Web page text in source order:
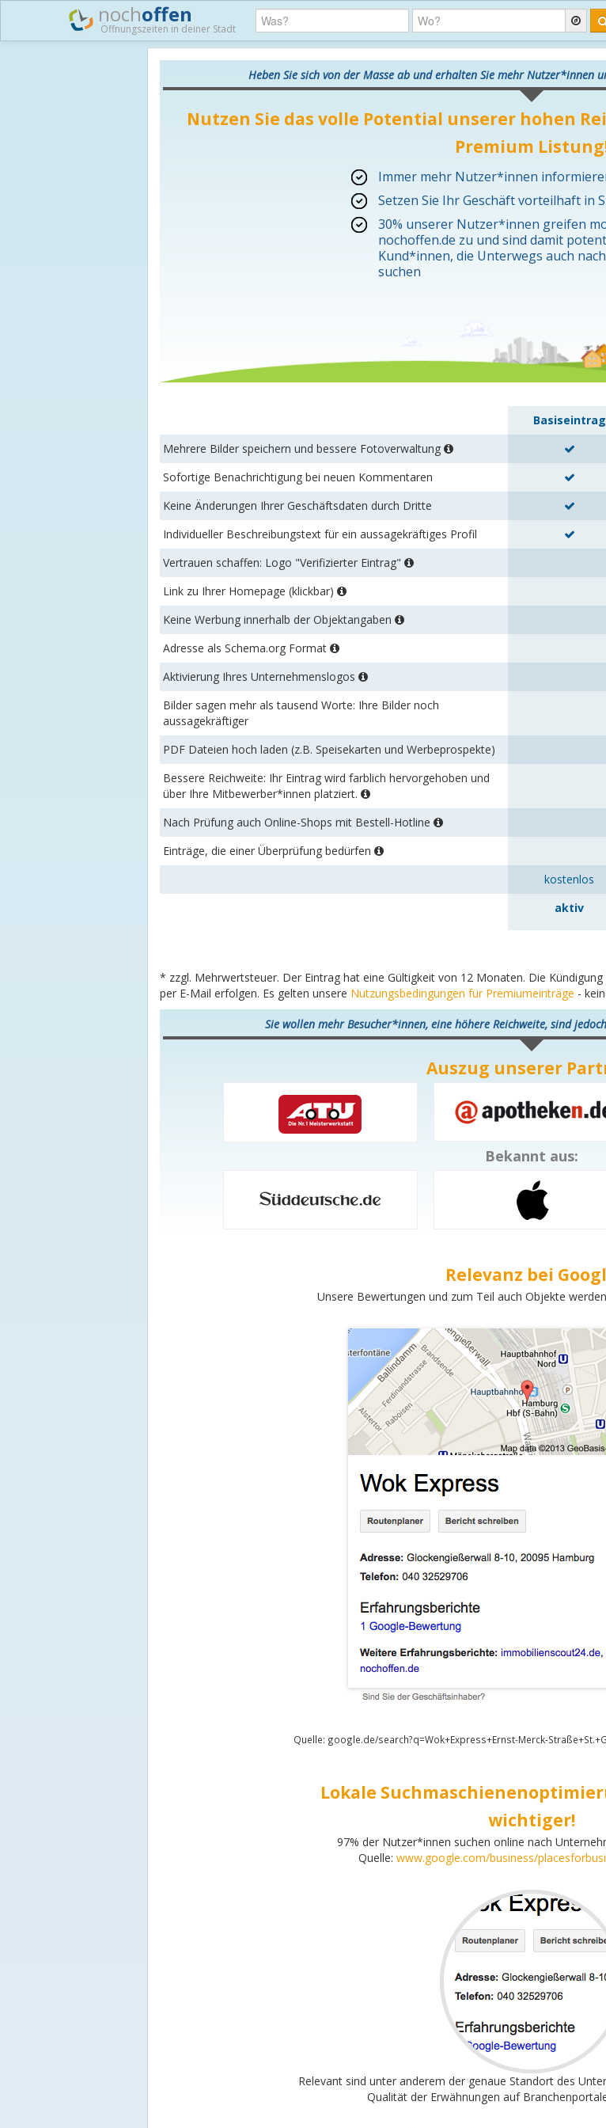
nochoffen
Öffnungszeiten in deiner Stadt
Heben Sie sich von der Masse ab und erhalten Sie mehr Nutzer*innen
Nutzen Sie das volle Potential unserer hohen
Premium
Immer mehr Nutzer*innen
Setzen Sie Ihr Geschäft vorteilhaft in
30% unserer Nutzer*innen greifen
nochoffen.de zu und sind damit
Kund*innen, die Unterwegs auch
suchen
Basiseintrag
Mehrere Bilder speichern und bessere Fotoverwaltung
Sofortige Benachrichtigung bei neuen Kommentaren
Keine Änderungen Ihrer Geschäftsdaten durch Dritte
Individueller Beschreibungstext für ein aussagekräftiges Profil
Vertrauen schaffen: Logo "Verifizierter Eintrag"
Link zu Ihrer Homepage (klickbar)
Keine Werbung innerhalb der Objektangaben
Adresse als Schema.org Format
Aktivierung Ihres Unternehmenslogos
Bilder sagen mehr als tausend Worte: Ihre Bilder noch
aussagekräftiger
PDF Dateien hoch laden (z.B. Speisekarten und Werbeprospekte)
Bessere Reichweite: Ihr Eintrag wird farblich hervorgehoben und
über Ihre Mitbewerber*innen platziert.
Nach Prüfung auch Online-Shops mit Bestell-Hotline
Einträge, die einer Überprüfung bedürfen
kostenlos
aktiv
* zzgl. Mehrwertsteuer. Der Eintrag hat eine Gültigkeit von 12 Monaten. Die
per E-Mail erfolgen. Es gelten unsere Nutzungsbedingungen für Premiumeinträge -
Sie wollen mehr Besucher*innen, eine höhere Reichweite, sind
Auszug unserer
Bekannt aus:
Relevanz bei
Unsere Bewertungen und zum Teil auch Objekte
Quelle: google.de/search?q=Wok+Express+Ernst-Merck-
Lokale
wichtiger!
97% der Nutzer*innen suchen online nach
Quelle: www.google.com/business/
Relevant sind unter anderem der genaue Standort des
Qualität der Erwähnungen auf